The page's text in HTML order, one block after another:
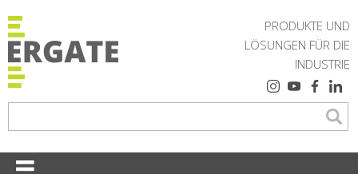
PRODUKTE UND
LÖSUNGEN FÜR DIE
INDUSTRIE